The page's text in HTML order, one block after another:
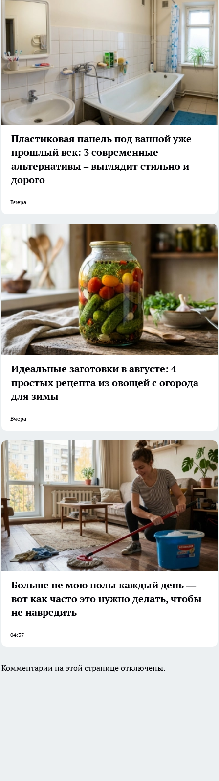
Пластиковая панель под ванной уже
прошлый век: 3 современные
альтернативы – выглядит стильно и
дорого
Вчера
Идеальные заготовки в августе: 4
простых рецепта из овощей с огорода
для зимы
Вчера
Больше не мою полы каждый день —
вот как часто это нужно делать, чтобы
не навредить
04:37
Комментарии на этой странице отключены.